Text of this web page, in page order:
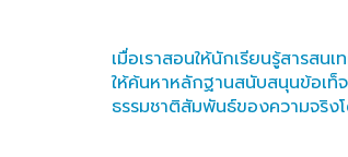
เมื่อเราสอนให้นักเรียนรู้สารส
ให้ค้นหาหลักฐานสนับสนุนข้อเท็
ธรรมชาติสัมพันธ์ของความจริง